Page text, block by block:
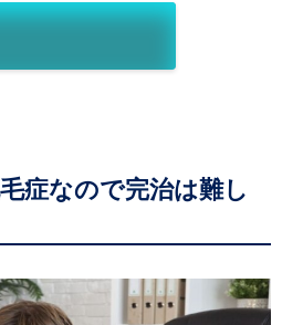
症なので完治は難し